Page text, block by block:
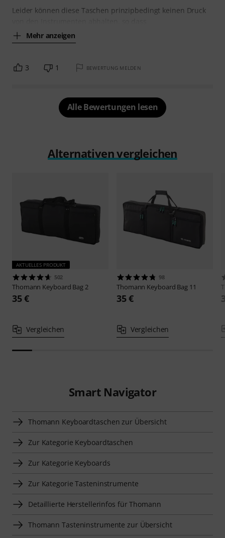
Leider können diese Taschen prinzipbedingt keinen Druck
Mehr anzeigen
3 1 BEWERTUNG MELDEN
Alle Bewertungen lesen
Alternativen vergleichen
AKTUELLES PRODUKT
502
Thomann Keyboard Bag 2
35 €
Vergleichen
98
Thomann Keyboard Bag 11
35 €
Vergleichen
Smart Navigator
Thomann Keyboardtaschen zur Übersicht
Zur Kategorie Keyboardtaschen
Zur Kategorie Keyboards
Zur Kategorie Tasteninstrumente
Detaillierte Herstellerinfos für Thomann
Thomann Tasteninstrumente zur Übersicht